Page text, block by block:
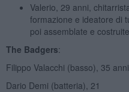
Valerio, 29 anni,
formazione e ideatore di
poi assemblate e
The Badgers:
Filippo Valacchi (basso), 35 anni
Dario Demi (batteria), 21